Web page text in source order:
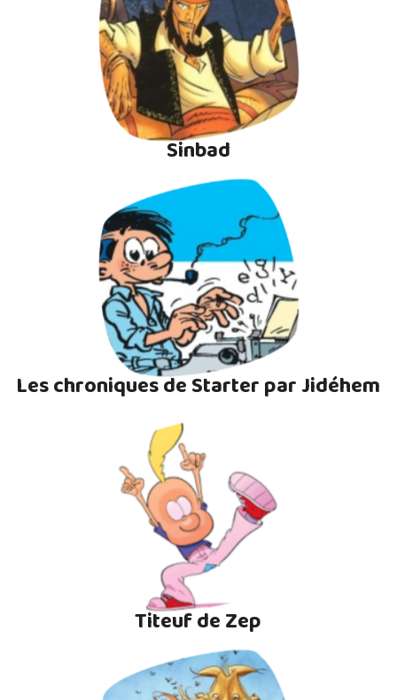
Sinbad
Les chroniques de Starter par Jidéhem
Titeuf de Zep